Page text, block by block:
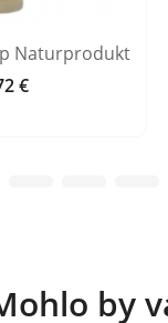
Naturprodukt
Cena
€
by